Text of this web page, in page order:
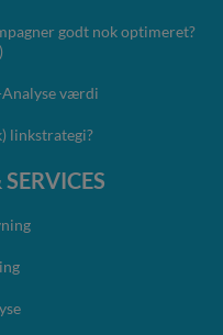
godt nok optimeret?
Analyse værdi
linkstrategi?